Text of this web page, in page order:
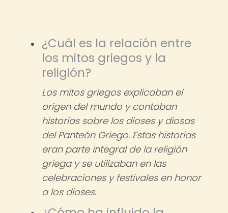
¿Cuál es la relación entre
los mitos griegos y la
religión?
Los mitos griegos explicaban el
origen del mundo y contaban
historias sobre los dioses y diosas
del Panteón Griego. Estas historias
eran parte integral de la religión
griega y se utilizaban en las
celebraciones y festivales en honor
a los dioses.